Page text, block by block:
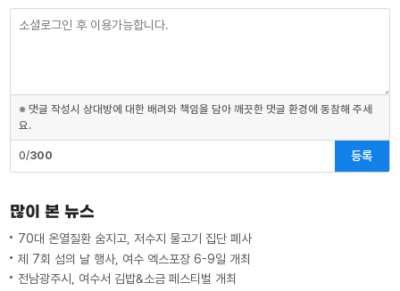
※ 댓글 작성시 상대방에 대한 배려와 책임을 담아 깨끗한 댓글 환경에 동참해 주세
요.
0/300 등록
많이 본 뉴스
70대 온열질환 숨지고, 저수지 물고기 집단 폐사
제 7회 섬의 날 행사, 여수 엑스포장 6-9일 개최
전남광주시, 여수서 김밥&소금 페스티벌 개최